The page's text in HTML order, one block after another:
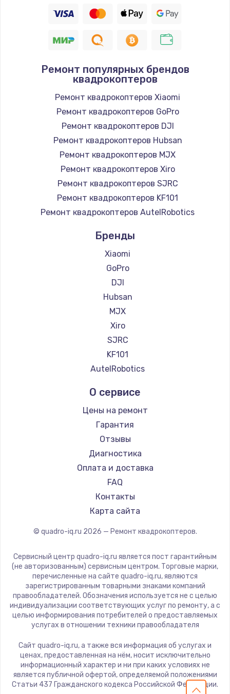
Ремонт популярных брендов
квадрокоптеров
Ремонт квадрокоптеров Xiaomi
Ремонт квадрокоптеров GoPro
Ремонт квадрокоптеров DJI
Ремонт квадрокоптеров Hubsan
Ремонт квадрокоптеров MJX
Ремонт квадрокоптеров Xiro
Ремонт квадрокоптеров SJRC
Ремонт квадрокоптеров KF101
Ремонт квадрокоптеров AutelRobotics
Бренды
Xiaomi
GoPro
DJI
Hubsan
MJX
Xiro
SJRC
KF101
AutelRobotics
О сервисе
Цены на ремонт
Гарантия
Отзывы
Диагностика
Оплата и доставка
FAQ
Контакты
Карта сайта
© quadro-iq.ru 2026 — Ремонт квадрокоптеров.
Сервисный центр quadro-iq.ru является пост гарантийным
(не авторизованным) сервисным центром. Торговые марки,
перечисленные на сайте quadro-iq.ru, являются
зарегистрированным товарными знаками компаний
правообладателей. Обозначения используется не с целью
индивидуализации соответствующих услуг по ремонту, а с
целью информирования потребителей о предоставляемых
услугах в отношении техники правообладателя
Сайт quadro-iq.ru, а также вся информация об услугах и
ценах, предоставленная на нём, носит исключительно
информационный характер и ни при каких условиях не
является публичной офертой, определяемой положениями
Статьи 437 Гражданского кодекса Российской Федерации.